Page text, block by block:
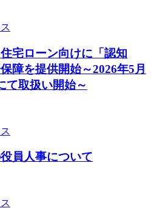
宅ローン向けに「認知
障を提供開始～2026年5月
て取扱い開始～
員人事について